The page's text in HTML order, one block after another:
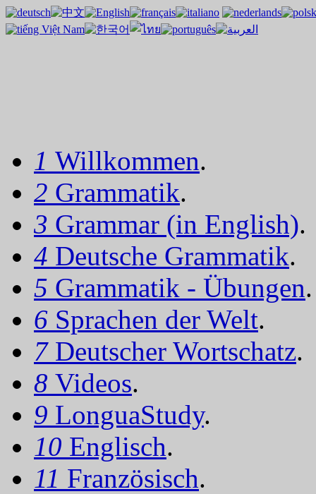
1 Willkommen.
2 Grammatik.
3 Grammar (in English).
4 Deutsche Grammatik.
5 Grammatik - Übungen.
6 Sprachen der Welt.
7 Deutscher Wortschatz.
8 Videos.
9 LonguaStudy.
10 Englisch.
11 Französisch.